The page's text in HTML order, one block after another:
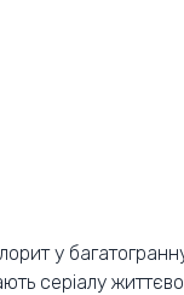
у
серіалу